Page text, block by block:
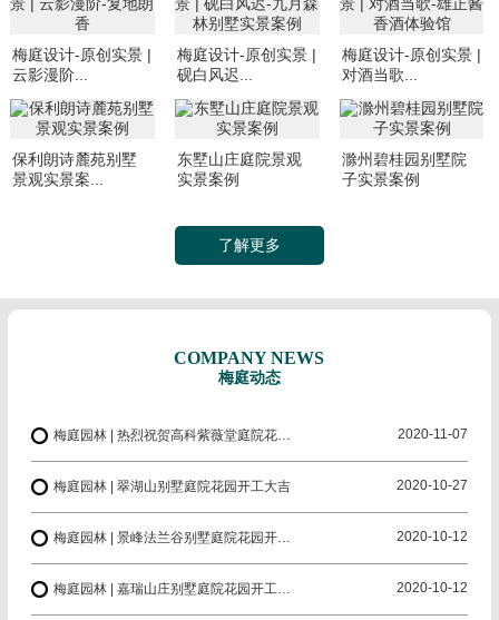
梅庭设计-原创实景 |
云影漫阶...
梅庭设计-原创实景 |
砚白风迟...
梅庭设计-原创实景 |
对酒当歌...
保利朗诗麓苑别墅
景观实景案...
东墅山庄庭院景观
实景案例
滁州碧桂园别墅院
子实景案例
了解更多
COMPANY NEWS
梅庭动态
梅庭园林 | 热烈祝贺高科紫薇堂庭院花园开工大吉 2020-11-07
梅庭园林 | 翠湖山别墅庭院花园开工大吉 2020-10-27
梅庭园林 | 景峰法兰谷别墅庭院花园开工大吉 2020-10-12
梅庭园林 | 嘉瑞山庄别墅庭院花园开工大吉 2020-10-12